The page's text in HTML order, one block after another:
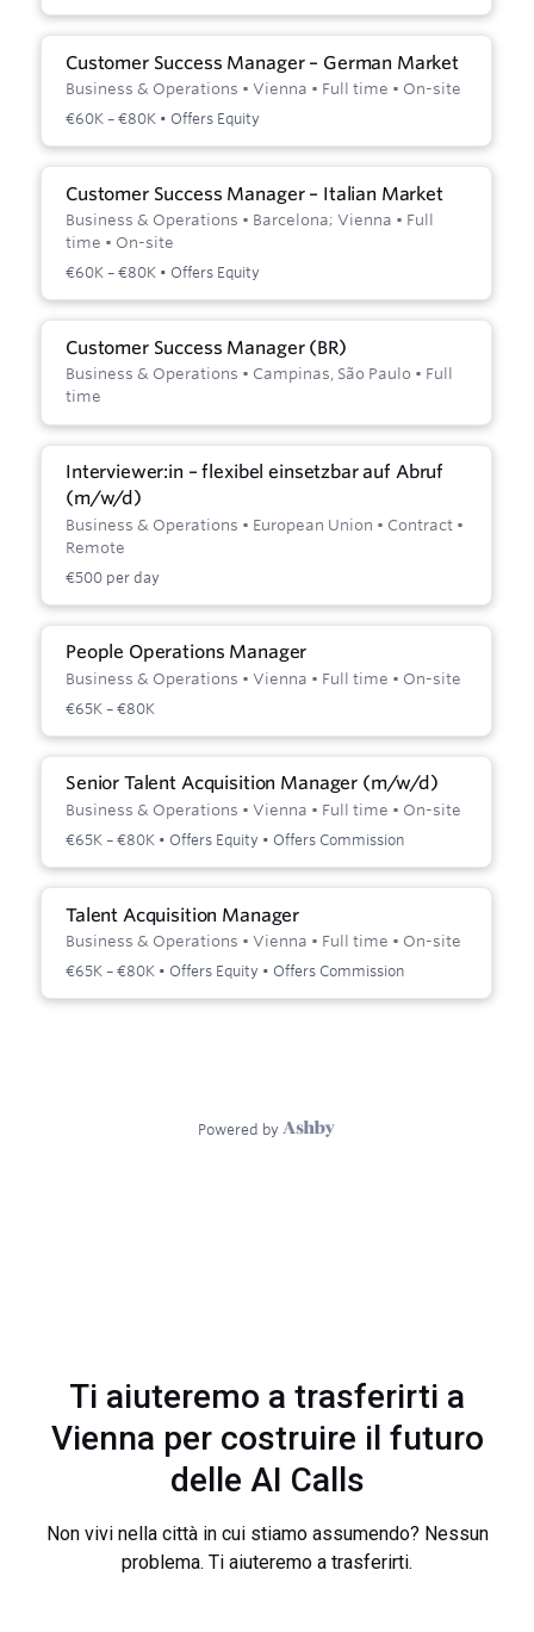
Ti aiuteremo a trasferirti a
Vienna per costruire il futuro
delle AI Calls
Non vivi nella città in cui stiamo assumendo? Nessun
problema. Ti aiuteremo a trasferirti.